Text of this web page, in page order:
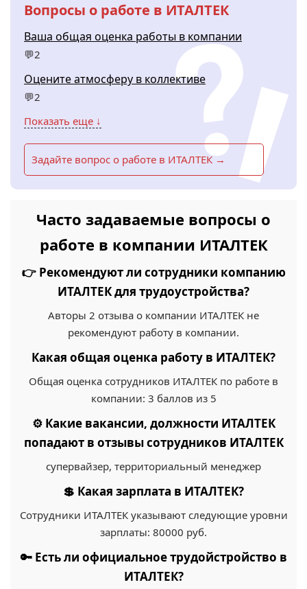
Вопросы о работе в ИТАЛТЕК
Ваша общая оценка работы в компании
💬2
Оцените атмосферу в коллективе
💬2
Показать еще ↓
Задайте вопрос о работе в ИТАЛТЕК →
Часто задаваемые вопросы о
работе в компании ИТАЛТЕК
👉 Рекомендуют ли сотрудники компанию
ИТАЛТЕК для трудоустройства?
Авторы 2 отзыва о компании ИТАЛТЕК не
рекомендуют работу в компании.
Какая общая оценка работу в ИТАЛТЕК?
Общая оценка сотрудников ИТАЛТЕК по работе в
компании: 3 баллов из 5
⚙️ Какие вакансии, должности ИТАЛТЕК
попадают в отзывы сотрудников ИТАЛТЕК
супервайзер, территориальный менеджер
💲 Какая зарплата в ИТАЛТЕК?
Сотрудники ИТАЛТЕК указывают следующие уровни
зарплаты: 80000 руб.
🔑 Есть ли официальное трудойстройство в
ИТАЛТЕК?